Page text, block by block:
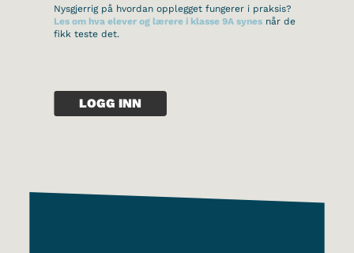
Nysgjerrig på hvordan opplegget fungerer i praksis?
Les om hva elever og lærere i klasse 9A synes når de
fikk teste det.
LOGG INN